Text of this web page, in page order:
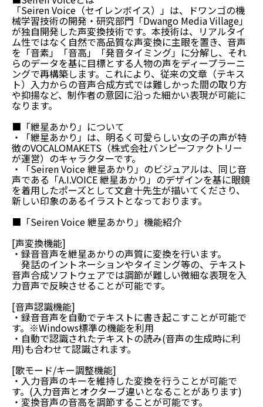
「Seiren Voice（セイレンボイス）」は、ドワンゴの機
械学習技術の開発・研究部門「Dwango Media Village」
が独自開発した声変換技術です。本技術は、リアルタイ
ム性ではなく自然で高品質な声変換に主眼を置き、音声
を「音素」「音高」「発音タイミング」に分解し、それ
らのデータを基に目標とする人物の声をディープラーニ
ングで再構築します。これにより、従来の文章（テキス
ト）入力からの音声合成方式では難しかった間の取り方
や抑揚など、制作者の意図に沿った細かい表現が可能に
なります。
■「紲星あかり」について
・「紲星あかり」は、明るく可愛らしい女の子の声が特
徴のVOCALOMAKETS（株式会社バンピーファクトリー
が運営）のキャラクターです。
・「Seiren Voice 紲星あかり」のビジュアルは、同じ音
声である「A.I.VOICE 紲星あかり」のデザインを基に眼鏡
を着用したポーズとして文倉十先生が描いてくださり、
新しい印象のあるイラストとなっております。
■「Seiren Voice 紲星あかり」機能紹介
[声変換機能]
・録音音声を紲星あかりの声質に変換を行います。
発話のイントネーションやタイミング等の、テキスト
音声合成ソフトウェアでは調節が難しい微細な表現を入
力音声で反映させることが可能です。
[音声認識機能]
・録音音声を自動でテキストに書き起こすことが可能で
す。※Windows標準の機能を利用
・自動で認識されたテキストの読み(音声の生成時に利
用)も合わせて認識されます。
[歌モード/キー調整機能]
・入力音声のキーを維持した変換を行うことが可能で
す。(入力音声とオクターブ違いとなることがあります)
・変換音声の音高を調節することが可能です。